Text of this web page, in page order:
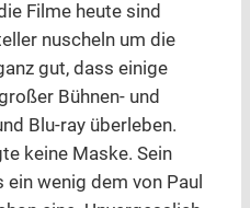
Filme heute sind
nuscheln um die
gut, dass einige
Bühnen- und
Blu-ray überleben.
keine Maske. Sein
wenig dem von Paul